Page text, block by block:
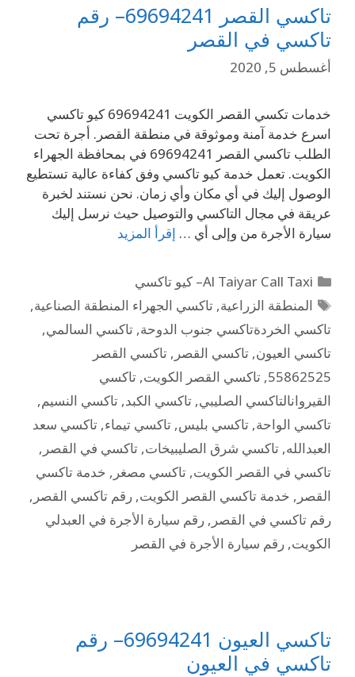
تاكسي القصر 69694241– رقم
تاكسي في القصر
أغسطس 5, 2020
خدمات تكسي القصر الكويت 69694241 كيو تاكسي
اسرع خدمة آمنة وموثوقة في منطقة القصر. أجرة تحت
الطلب تاكسي القصر 69694241 في بمحافظة الجهراء
الكويت. تعمل خدمة كيو تاكسي وفق كفاءة عالية تستطيع
الوصول إليك في أي مكان وأي زمان. نحن نستند لخبرة
عريقة في مجال التاكسي والتوصيل حيث نرسل إليك
سيارة الأجرة من وإلى أي … إقرأ المزيد
Al Taiyar Call Taxi– كيو تاكسي
المنطقة الزراعية,تاكسي الجهراء المنطقة الصناعية,
تاكسي الخردةتاكسي جنوب الدوحة, تاكسي السالمي,
تاكسي العيون, تاكسي القصر , تاكسي القصر
55862525
, تاكسي القصر الكويت, تاكسي
القيروانالتاكسي الصليبي, تاكسي الكبد, تاكسي النسيم,
تاكسي الواحة, تاكسي بليس, تاكسي تيماء, تاكسي سعد
العبدالله, تاكسي شرق الصليبيخات, تاكسي في القصر ,
تاكسي في القصر الكويت, تاكسي مصغر , خدمة تاكسي
القصر , خدمة تاكسي القصر الكويت, رقم تاكسي القصر ,
رقم تاكسي في القصر , رقم سيارة الأجرة في العبدلي
الكويت, رقم سيارة الأجرة في القصر
تاكسي العيون 69694241– رقم
تاكسي في العيون